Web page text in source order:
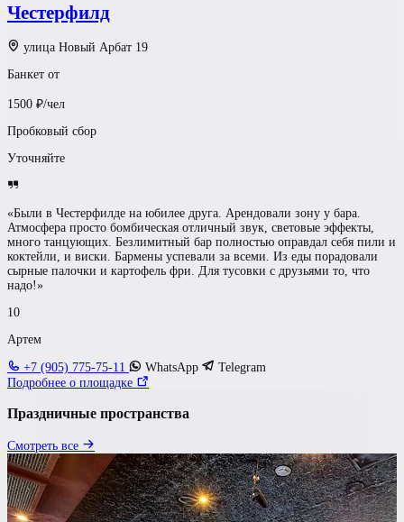
Честерфилд
улица Новый Арбат 19
Банкет от
1500 ₽/чел
Пробковый сбор
Уточняйте
«Были в Честерфилде на юбилее друга. Арендовали зону у бара.
Атмосфера просто бомбическая отличный звук, световые эффекты,
много танцующих. Безлимитный бар полностью оправдал себя пили и
коктейли, и виски. Бармены успевали за всеми. Из еды порадовали
сырные палочки и картофель фри. Для тусовки с друзьями то, что
надо!»
10
Артем
+7 (905) 775-75-11 WhatsApp
Telegram
Подробнее о площадке
Праздничные пространства
Смотреть все